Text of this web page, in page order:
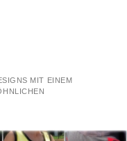
MIT EINEM